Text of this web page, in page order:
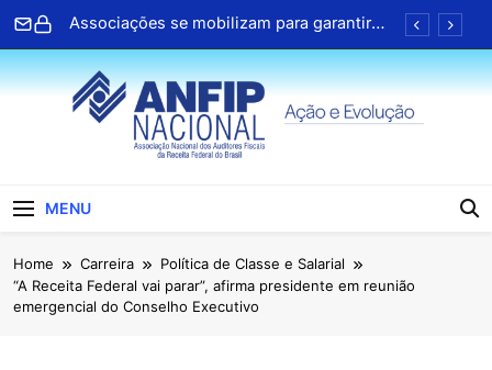
Skip
content
ANFIP Nacional participa de seminário da
Clipping ANFIP: Seleção diária de notícias
Cartilhas da Decipex estão disponíveis na
Central de Serviços Digitais
Associações se mobilizam para garantir
ANFIP Nacional participa de seminário da
Clipping ANFIP: Seleção diária de notícias
Cartilhas da Decipex estão disponíveis na
Central de Serviços Digitais
ANFIP Nacional
MENU
Home Carreira
Política de Classe e Salarial
“A Receita Federal vai parar”, afirma presidente em reunião
emergencial do Conselho Executivo